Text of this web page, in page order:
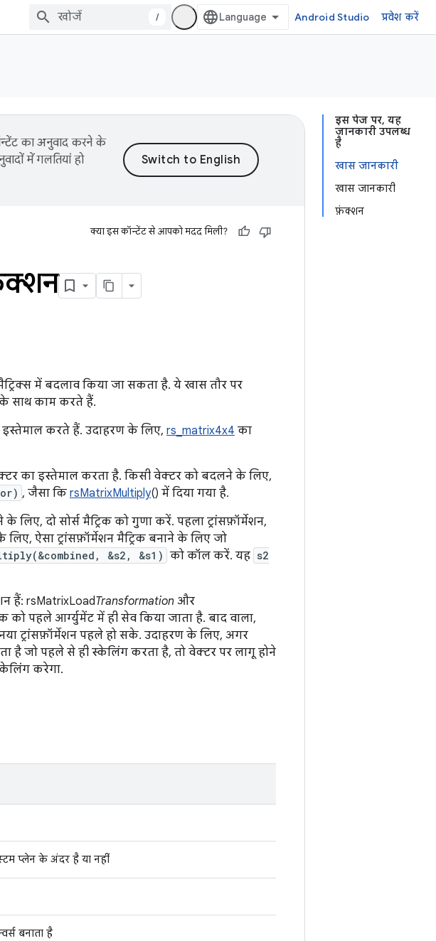
/ Android Studio प्रवेश करें
इस पेज पर, यह
जानकारी उपलब्ध
है
खास जानकारी
खास जानकारी
फ़ंक्शन
का अनुवाद करने के
में गलतियां हो
क्या इस कॉन्टेंट से आपको मदद मिली?
में बदलाव किया जा सकता है. ये खास तौर पर
के साथ काम करते हैं.
करते हैं. उदाहरण के लिए, rs_matrix4x4 का
का इस्तेमाल करता है. किसी वेक्टर को बदलने के लिए,
, जैसा कि rsMatrixMultiply() में दिया गया है.
के लिए, दो सोर्स मैट्रिक को गुणा करें. पहला ट्रांसफ़ॉर्मेशन,
ऐसा ट्रांसफ़ॉर्मेशन मैट्रिक बनाने के लिए जो
&s2, &s1) को कॉल करें. यह s2
हैं: rsMatrixLoadTransformation और
को पहले आर्ग्युमेंट में ही सेव किया जाता है. बाद वाला,
ट्रांसफ़ॉर्मेशन पहले हो सके. उदाहरण के लिए, अगर
है जो पहले से ही स्केलिंग करता है, तो वेक्टर पर लागू होने
करेगा.
प्लेन के अंदर है या नहीं
बनाता है